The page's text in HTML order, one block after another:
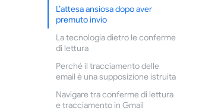
L’attesa ansiosa dopo aver
premuto invio
La tecnologia dietro le conferme
di lettura
Perché il tracciamento delle
email è una supposizione istruita
Navigare tra conferme di lettura
e tracciamento in Gmail